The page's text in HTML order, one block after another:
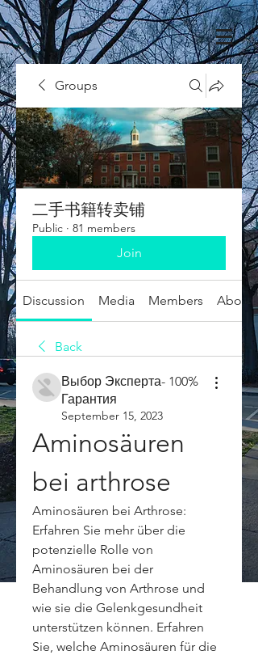
Groups
二手书籍转卖铺
Public · 81 members
Join
Discussion Media Members About
Back
Выбор Эксперта- 100%
Гарантия
September 15, 2023
Aminosäuren
bei arthrose
Aminosäuren bei Arthrose:
Erfahren Sie mehr über die
potenzielle Rolle von
Aminosäuren bei der
Behandlung von Arthrose und
wie sie die Gelenkgesundheit
unterstützen können. Erfahren
Sie, welche Aminosäuren für die